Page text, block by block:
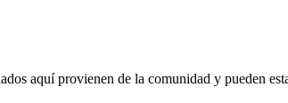
aquí provienen de la comunidad y pueden